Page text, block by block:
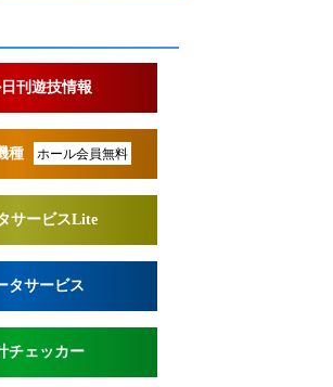
刊遊技情報
種 ホール会員無料
サービスLite
タサービス
チェッカー